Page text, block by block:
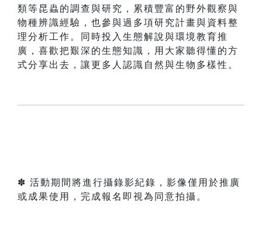
類等昆蟲的調查與研究，累積豐富的野外觀察與
物種辨識經驗，也參與過多項研究計畫與資料整
理分析工作。同時投入生態解說與環境教育推
廣，喜歡把艱深的生態知識，用大家聽得懂的方
式分享出去，讓更多人認識自然與生物多樣性。
✽ 活動期間將進行攝錄影紀錄，影像僅用於推廣
或成果使用，完成報名即視為同意拍攝。